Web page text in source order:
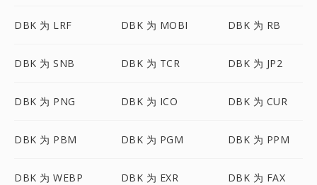
DBK 为 LRF DBK 为 MOBI DBK 为 RB
DBK 为 SNB DBK 为 TCR DBK 为 JP2
DBK 为 PNG DBK 为 ICO DBK 为 CUR
DBK 为 PBM DBK 为 PGM DBK 为 PPM
DBK 为 WEBP DBK 为 EXR DBK 为 FAX